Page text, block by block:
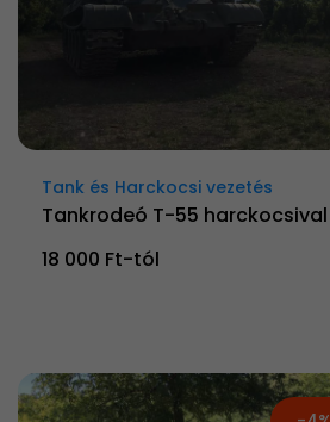
Tank és Harckocsi vezetés
Tankrodeó T-55 harckocsival
18 000 Ft-tól